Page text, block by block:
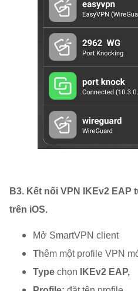
B3. Kết nối VPN IKEv2 EAP
trên iOS.
Mở SmartVPN client
Thêm một profile VPN
Type chọn IKEv2 EAP,